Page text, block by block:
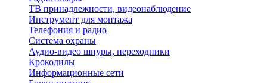
ТВ принадлежности, видеонаблюдение
Инструмент для монтажа
Телефония и радио
Система охраны
Аудио-видео шнуры, переходники
Крокодилы
Информационные сети